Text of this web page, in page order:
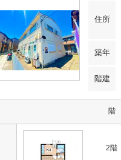
住所
築年
階建
階
2階